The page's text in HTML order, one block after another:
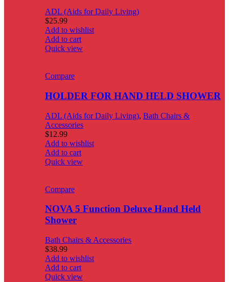
ADL (Aids for Daily Living)
$25.99
Add to wishlist
Add to cart
Quick view
Compare
HOLDER FOR HAND HELD SHOWER
ADL (Aids for Daily Living), Bath Chairs &
Accessories
$12.99
Add to wishlist
Add to cart
Quick view
Compare
NOVA 5 Function Deluxe Hand Held
Shower
Bath Chairs & Accessories
$38.99
Add to wishlist
Add to cart
Quick view